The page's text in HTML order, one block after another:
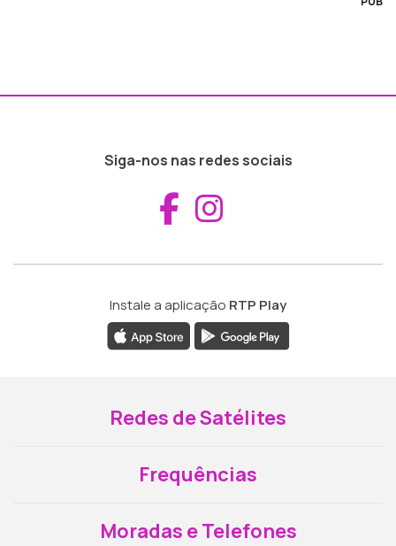
Siga-nos nas redes sociais
Aceder ao
Instale a aplicação RTP Play
Redes de Satélites
Frequências
Moradas e Telefones